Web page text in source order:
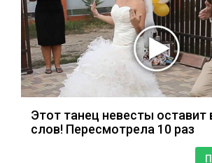
Этот танец невесты оставит
слов! Пересмотрела 10 раз